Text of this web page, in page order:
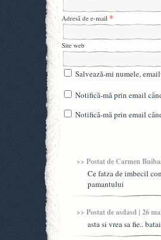
Adresă de e-mail *
Site web
Salvează-mi numele,
Notifică-mă prin email
Notifică-mă prin email
>> Postat deCarmen
Ce fatza de imbecil
pamantului
>> Postat deasdasd | 26
asta si vrea sa fie..